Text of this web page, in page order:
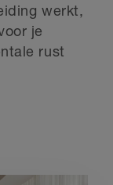
werkt,
je
rust